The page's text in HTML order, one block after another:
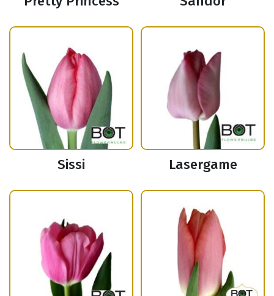
Sissi Lasergame